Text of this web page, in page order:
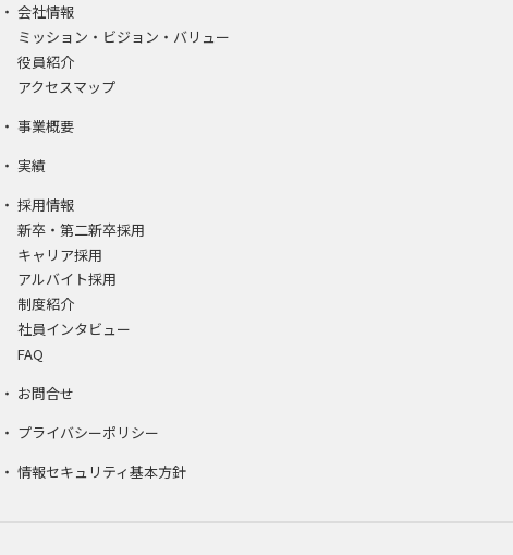
会社情報
ミッション・ビジョン・バリュー
役員紹介
アクセスマップ
事業概要
実績
採用情報
新卒・第二新卒採用
キャリア採用
アルバイト採用
制度紹介
社員インタビュー
FAQ
お問合せ
プライバシーポリシー
情報セキュリティ基本方針